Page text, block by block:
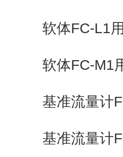
软体FC-L1
软体FC-M1
基准流量计
基准流量计